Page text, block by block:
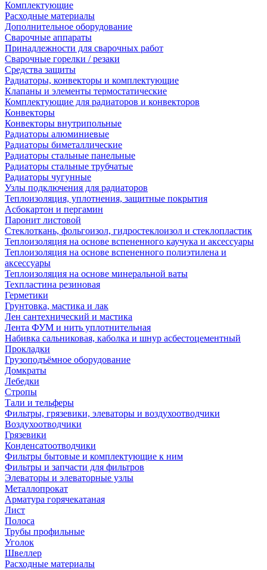
Комплектующие
Расходные материалы
Дополнительное оборудование
Сварочные аппараты
Принадлежности для сварочных работ
Сварочные горелки / резаки
Средства защиты
Радиаторы, конвекторы и комплектующие
Клапаны и элементы термостатические
Комплектующие для радиаторов и конвекторов
Конвекторы
Конвекторы внутрипольные
Радиаторы алюминиевые
Радиаторы биметаллические
Радиаторы стальные панельные
Радиаторы стальные трубчатые
Радиаторы чугунные
Узлы подключения для радиаторов
Теплоизоляция, уплотнения, защитные покрытия
Асбокартон и пергамин
Паронит листовой
Стеклоткань, фольгоизол, гидростеклоизол и стеклопластик
Теплоизоляция на основе вспененного каучука и аксессуары
Теплоизоляция на основе вспененного полиэтилена и
аксессуары
Теплоизоляция на основе минеральной ваты
Техпластина резиновая
Герметики
Грунтовка, мастика и лак
Лен сантехнический и мастика
Лента ФУМ и нить уплотнительная
Набивка сальниковая, каболка и шнур асбестоцементный
Прокладки
Грузоподъёмное оборудование
Домкраты
Лебедки
Стропы
Тали и тельферы
Фильтры, грязевики, элеваторы и воздухоотводчики
Воздухоотводчики
Грязевики
Конденсатоотводчики
Фильтры бытовые и комплектующие к ним
Фильтры и запчасти для фильтров
Элеваторы и элеваторные узлы
Металлопрокат
Арматура горячекатаная
Лист
Полоса
Трубы профильные
Уголок
Швеллер
Расходные материалы